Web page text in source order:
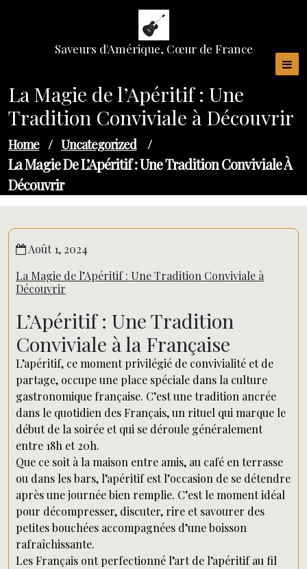
Saveurs d'Amérique, Cœur de France
La Magie de l’Apéritif : Une
Tradition Conviviale à Découvrir
Home / Uncategorized /
La Magie De L’Apéritif : Une Tradition Conviviale À
Découvrir
Août 1, 2024
La Magie de l’Apéritif : Une Tradition Conviviale à
Découvrir
L’Apéritif : Une Tradition
Conviviale à la Française
L’apéritif, ce moment privilégié de convivialité et de
partage, occupe une place spéciale dans la culture
gastronomique française. C’est une tradition ancrée
dans le quotidien des Français, un rituel qui marque le
début de la soirée et qui se déroule généralement
entre 18h et 20h.
Que ce soit à la maison entre amis, au café en terrasse
ou dans les bars, l’apéritif est l’occasion de se détendre
après une journée bien remplie. C’est le moment idéal
pour décompresser, discuter, rire et savourer des
petites bouchées accompagnées d’une boisson
rafraîchissante.
Les Français ont perfectionné l’art de l’apéritif au fil